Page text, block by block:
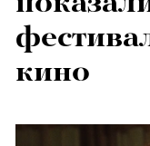
кино